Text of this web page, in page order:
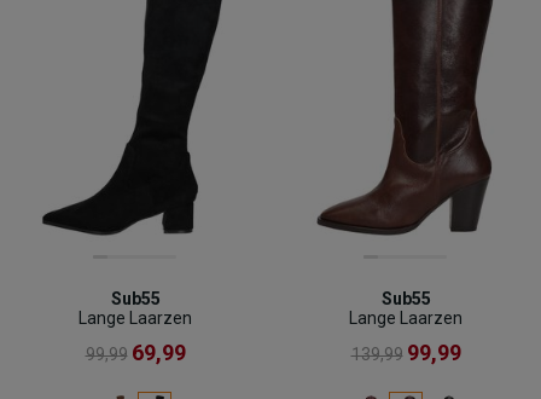
Sub55
Lange Laarzen
99,99 69,99
Sub55
Lange Laarzen
139,99 99,99